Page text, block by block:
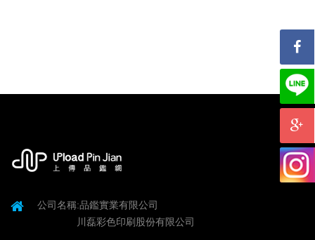
公司名稱:品鑑實業有限公司
川磊彩色印刷股份有限公司